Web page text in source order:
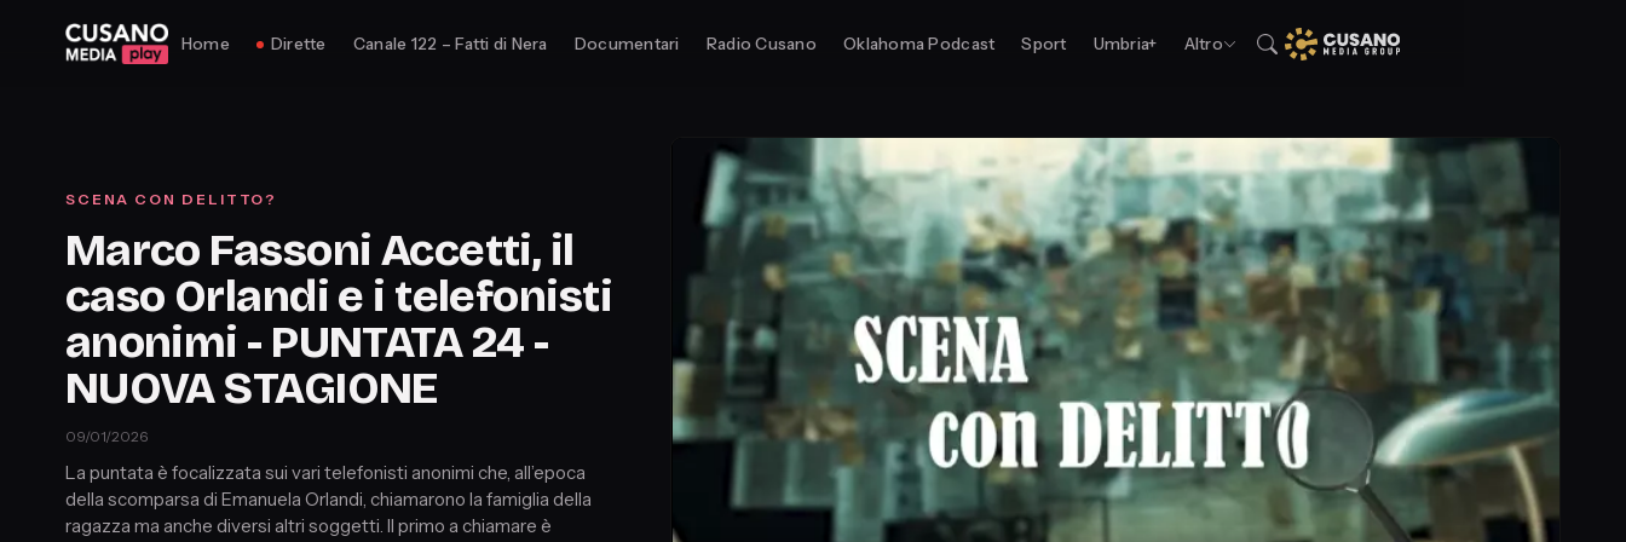
Home Dirette Canale 122 – Fatti di Nera Documentari Radio Cusano Oklahoma Podcast Sport Umbria+ Altro
SCENA CON DELITTO?
Marco Fassoni Accetti, il
caso Orlandi e i telefonisti
anonimi - PUNTATA 24 -
NUOVA STAGIONE
09/01/2026
La puntata è focalizzata sui vari telefonisti anonimi che, all’epoca
della scomparsa di Emanuela Orlandi, chiamarono la famiglia della
ragazza ma anche diversi altri soggetti. Il primo a chiamare è